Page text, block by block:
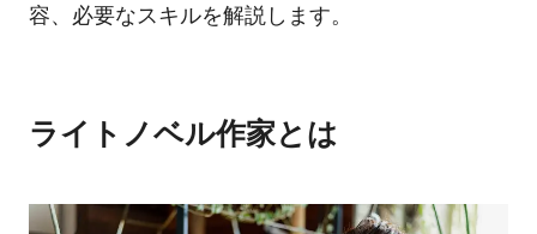
容、必要なスキルを解説します。
ライトノベル作家とは